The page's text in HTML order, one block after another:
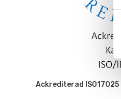
Ackrediterad